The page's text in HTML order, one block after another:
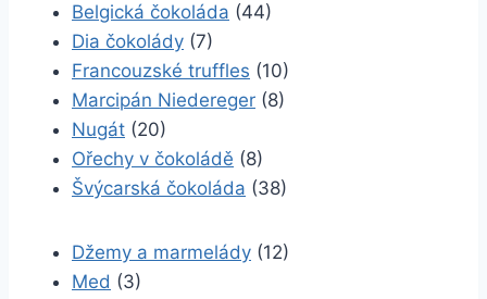
Belgická čokoláda (44)
Dia čokolády (7)
Francouzské truffles (10)
Marcipán Niedereger (8)
Nugát (20)
Ořechy v čokoládě (8)
Švýcarská čokoláda (38)
Džemy a marmelády (12)
Med (3)